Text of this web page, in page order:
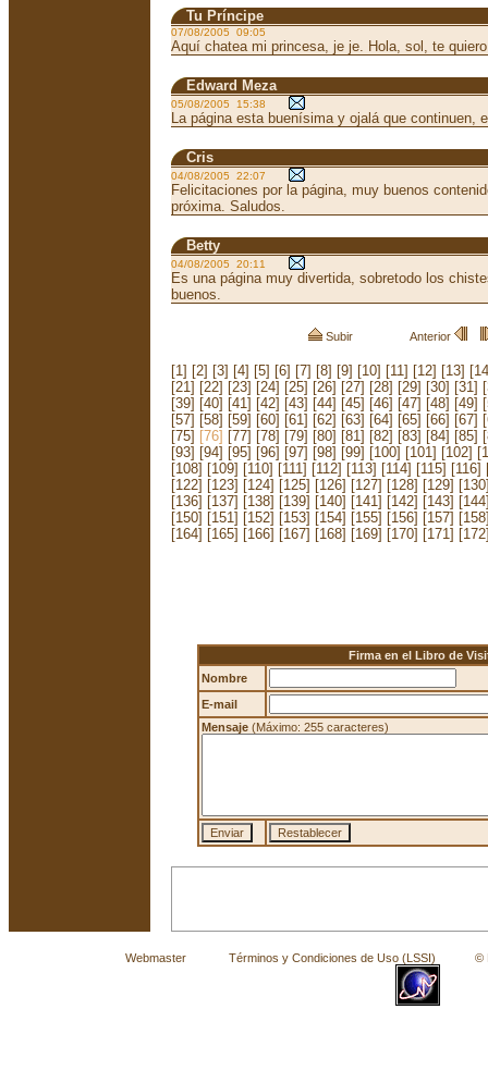
Tu Príncipe
07/08/2005 09:05
Aquí chatea mi princesa, je je. Hola, sol, te
Edward Meza
05/08/2005 15:38
La página esta buenísima y ojalá que continuen,
Cris
04/08/2005 22:07
Felicitaciones por la página, muy buenos
próxima. Saludos.
Betty
04/08/2005 20:11
Es una página muy divertida, sobretodo los
buenos.
Subir Anterior
[1] [2] [3] [4] [5] [6] [7] [8] [9] [10] [11] [12] [13]
[21] [22] [23] [24] [25] [26] [27] [28] [29] [30] [31]
[39] [40] [41] [42] [43] [44] [45] [46] [47] [48] [49]
[57] [58] [59] [60] [61] [62] [63] [64] [65] [66] [67]
[75] [76] [77] [78] [79] [80] [81] [82] [83] [84] [85]
[93] [94] [95] [96] [97] [98] [99] [100] [101] [102]
[108] [109] [110] [111] [112] [113] [114] [115] [116]
[122] [123] [124] [125] [126] [127] [128] [129]
[136] [137] [138] [139] [140] [141] [142] [143]
[150] [151] [152] [153] [154] [155] [156] [157]
[164] [165] [166] [167] [168] [169] [170] [171]
Firma en el Libro de
Nombre
E-mail
Mensaje (Máximo: 255 caracteres)
Webmaster Términos y Condiciones de Uso (LSSI) © La